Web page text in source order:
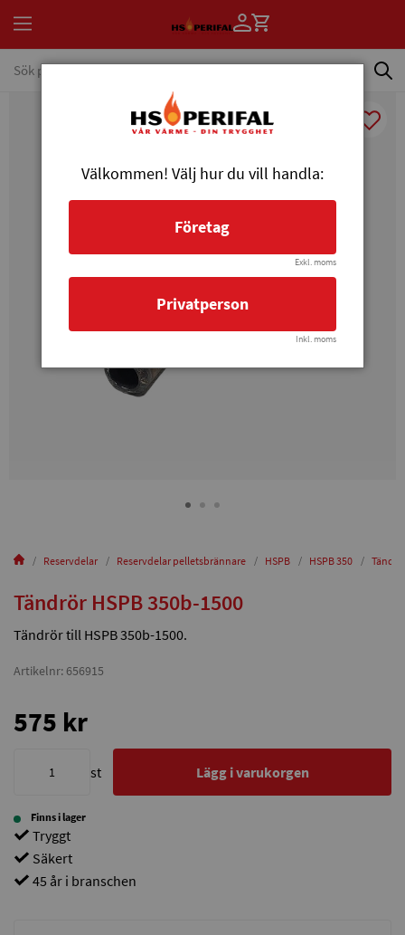
Reservdelar Reservdelar pelletsbrännare HSPB HSPB 350
Tändrör HSPB 350b-1500
Tändrör till HSPB 350b-1500.
Artikelnr: 656915
575 kr
st Lägg i varukorgen
Finns i lager
Tryggt
Säkert
45 år i branschen
Välkommen! Välj hur du vill handla:
Företag
Exkl. moms
Privatperson
Inkl. moms